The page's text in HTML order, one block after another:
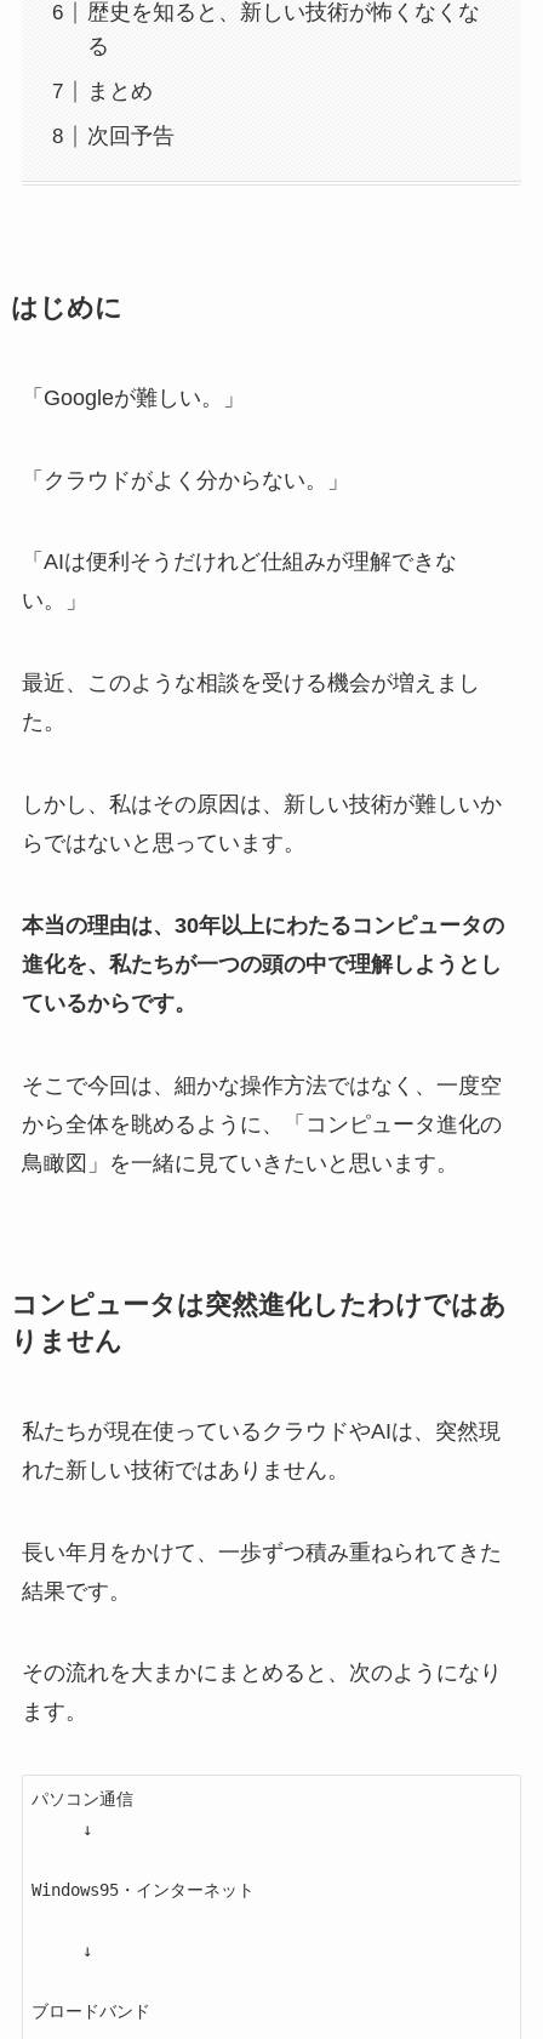
歴史を知ると、新しい技術が怖くなくな
る
まとめ
次回予告
はじめに
「Googleが難しい。」
「クラウドがよく分からない。」
「AIは便利そうだけれど仕組みが理解できな
い。」
最近、このような相談を受ける機会が増えまし
た。
しかし、私はその原因は、新しい技術が難しいか
らではないと思っています。
本当の理由は、30年以上にわたるコンピュータの
進化を、私たちが一つの頭の中で理解しようとし
ているからです。
そこで今回は、細かな操作方法ではなく、一度空
から全体を眺めるように、「コンピュータ進化の
鳥瞰図」を一緒に見ていきたいと思います。
コンピュータは突然進化したわけではあ
りません
私たちが現在使っているクラウドやAIは、突然現
れた新しい技術ではありません。
長い年月をかけて、一歩ずつ積み重ねられてきた
結果です。
その流れを大まかにまとめると、次のようになり
ます。
パソコン通信
↓
Windows95・インターネット
↓
ブロードバンド